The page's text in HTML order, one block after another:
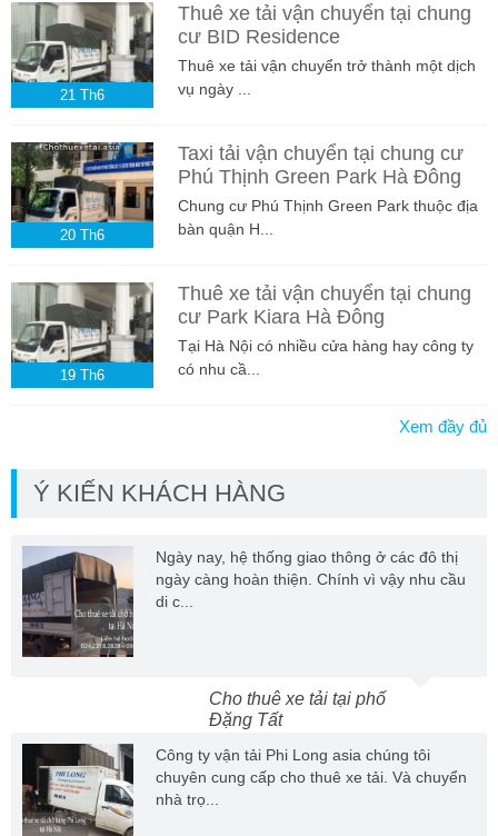
21 Th6
Thuê xe tải vận chuyển tại chung
cư BID Residence
Thuê xe tải vận chuyển trở thành một dịch
vụ ngày ...
20 Th6
Taxi tải vận chuyển tại chung cư
Phú Thịnh Green Park Hà Đông
Chung cư Phú Thịnh Green Park thuộc địa
bàn quận H...
19 Th6
Thuê xe tải vận chuyển tại chung
cư Park Kiara Hà Đông
Tại Hà Nội có nhiều cửa hàng hay công ty
có nhu cầ...
Xem đầy đủ
Ý KIẾN KHÁCH HÀNG
Ngày nay, hệ thống giao thông ở các đô thị
ngày càng hoàn thiện. Chính vì vậy nhu cầu
di c...
Cho thuê xe tải tại phố
Đặng Tất
Công ty vận tải Phi Long asia chúng tôi
chuyên cung cấp cho thuê xe tải. Và chuyển
nhà trọ...